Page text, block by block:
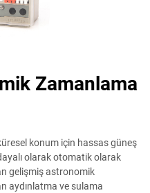
Zamanlama
konum için hassas güneş
olarak otomatik olarak
gelişmiş astronomik
aydınlatma ve sulama